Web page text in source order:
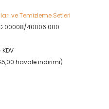
ve Temizleme Setleri
40006.000
KDV
havale indirimi)